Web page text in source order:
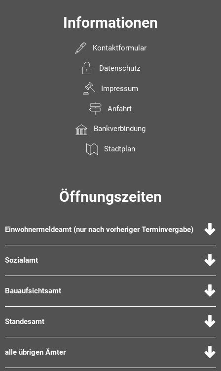
Informationen
Kontaktformular
Datenschutz
Impressum
Anfahrt
Bankverbindung
Stadtplan
Öffnungszeiten
Einwohnermeldeamt (nur nach vorheriger Terminvergabe)
Sozialamt
Bauaufsichtsamt
Standesamt
alle übrigen Ämter